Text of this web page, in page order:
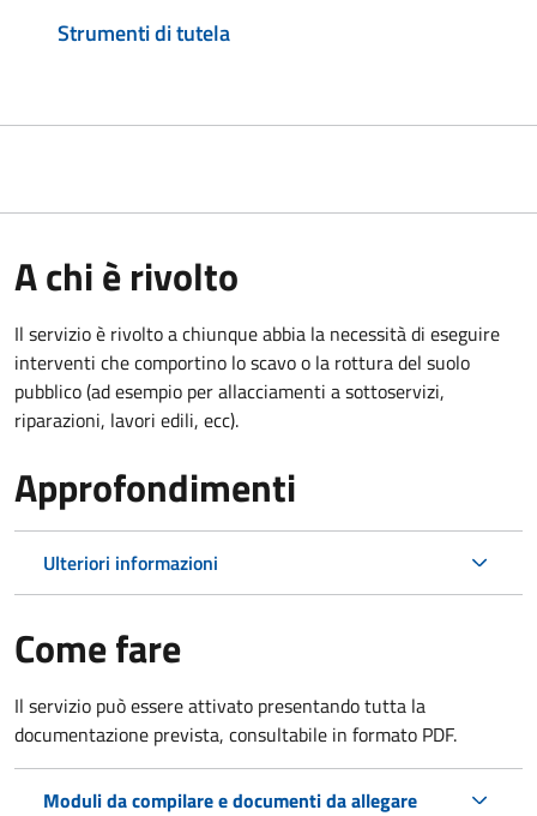
Strumenti di tutela
A chi è rivolto
Il servizio è rivolto a chiunque abbia la necessità di eseguire
interventi che comportino lo scavo o la rottura del suolo
pubblico (ad esempio per allacciamenti a sottoservizi,
riparazioni, lavori edili, ecc).
Approfondimenti
Ulteriori informazioni
Come fare
Il servizio può essere attivato presentando tutta la
documentazione prevista, consultabile in formato PDF.
Moduli da compilare e documenti da allegare